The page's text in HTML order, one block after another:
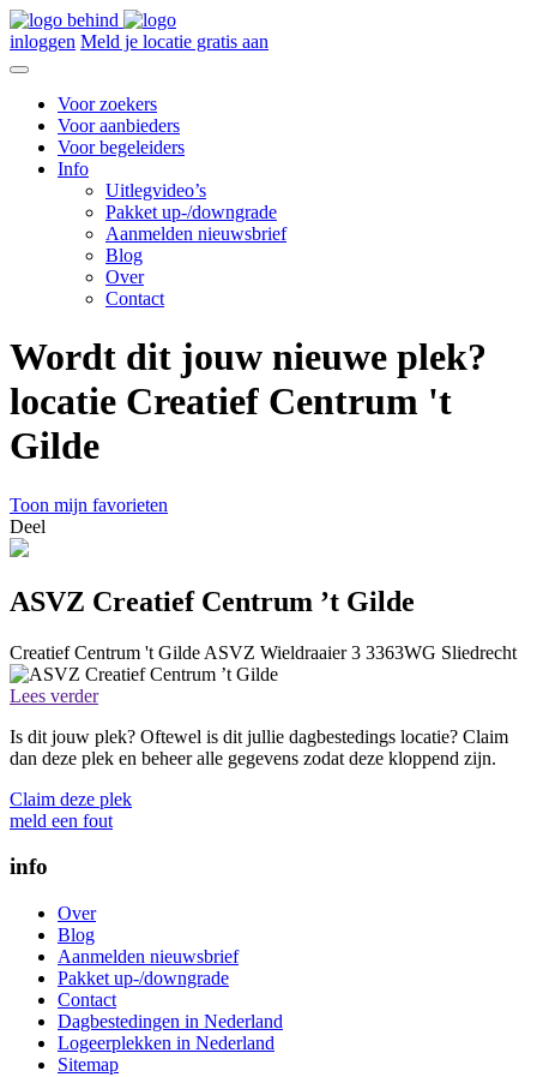
inloggen Meld je locatie gratis aan
Voor zoekers
Voor aanbieders
Voor begeleiders
Info
Uitlegvideo’s
Pakket up-/downgrade
Aanmelden nieuwsbrief
Blog
Over
Contact
Wordt dit jouw nieuwe plek?
locatie Creatief Centrum 't
Gilde
Toon mijn favorieten
Deel
ASVZ Creatief Centrum ’t Gilde
Creatief Centrum 't Gilde ASVZ Wieldraaier 3 3363WG Sliedrecht
Lees verder
Is dit jouw plek? Oftewel is dit jullie dagbestedings locatie? Claim
dan deze plek en beheer alle gegevens zodat deze kloppend zijn.
Claim deze plek
meld een fout
info
Over
Blog
Aanmelden nieuwsbrief
Pakket up-/downgrade
Contact
Dagbestedingen in Nederland
Logeerplekken in Nederland
Sitemap